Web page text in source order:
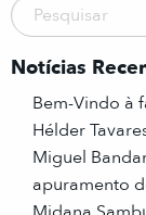
Notícias
Bem-Vindo à
Hélder
Miguel
apuramento